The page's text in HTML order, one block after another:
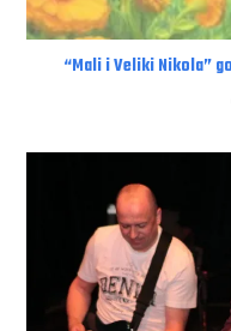
“Mali i Veliki Nikola”